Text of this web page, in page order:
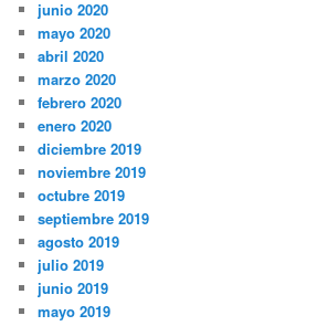
junio 2020
mayo 2020
abril 2020
marzo 2020
febrero 2020
enero 2020
diciembre 2019
noviembre 2019
octubre 2019
septiembre 2019
agosto 2019
julio 2019
junio 2019
mayo 2019